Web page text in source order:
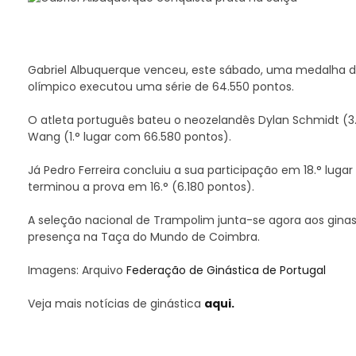
Gabriel Albuquerque venceu, este sábado, uma medalha
olímpico executou uma série de 64.550 pontos.
O atleta português bateu o neozelandês Dylan Schmidt
Wang (1.° lugar com 66.580 pontos).
Já Pedro Ferreira concluiu a sua participação em 18.°
terminou a prova em 16.° (6.180 pontos).
A seleção nacional de Trampolim junta-se agora aos
presença na Taça do Mundo de Coimbra.
Imagens: Arquivo Federação de Ginástica de Portugal
Veja mais notícias de ginástica aqui.